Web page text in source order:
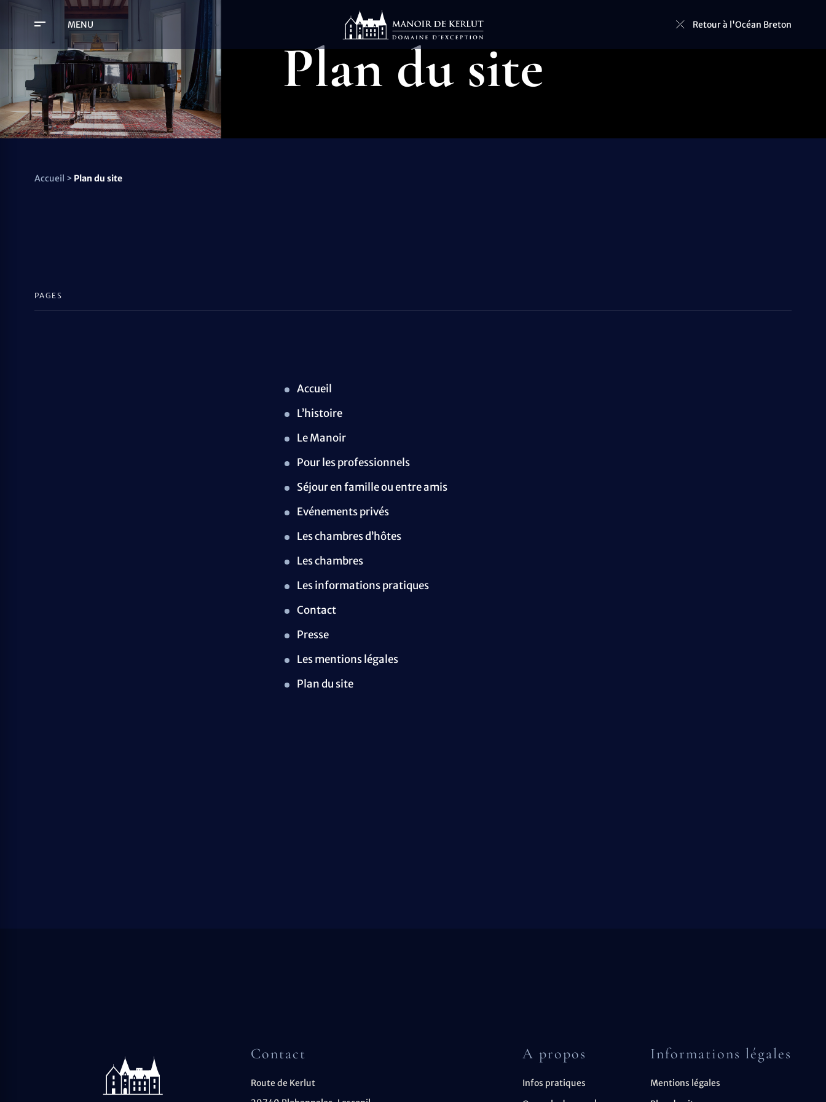
MENU Retour à l'Océan Breton
Plan du site
Accueil > Plan du site
PAGES
Accueil
L’histoire
Le Manoir
Pour les professionnels
Séjour en famille ou entre amis
Evénements privés
Les chambres d’hôtes
Les chambres
Les informations pratiques
Contact
Presse
Les mentions légales
Plan du site
Contact
Route de Kerlut
A propos
Infos pratiques
Informations légales
Mentions légales